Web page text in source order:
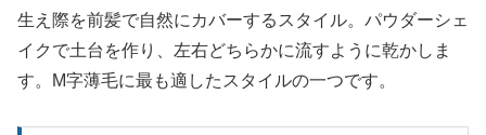
生え際を前髪で自然にカバーするスタイル。パウダーシェ
イクで土台を作り、左右どちらかに流すように乾かしま
す。M字薄毛に最も適したスタイルの一つです。